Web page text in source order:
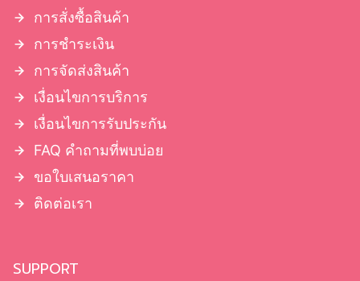
การสั่งซื้อสินค้า
การชำระเงิน
การจัดส่งสินค้า
เงื่อนไขการบริการ
เงื่อนไขการรับประกัน
FAQ คำถามที่พบบ่อย
ขอใบเสนอราคา
ติดต่อเรา
SUPPORT